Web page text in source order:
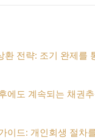
환 전략: 조기 완제를
에도 계속되는 채권
이드: 개인회생 절차